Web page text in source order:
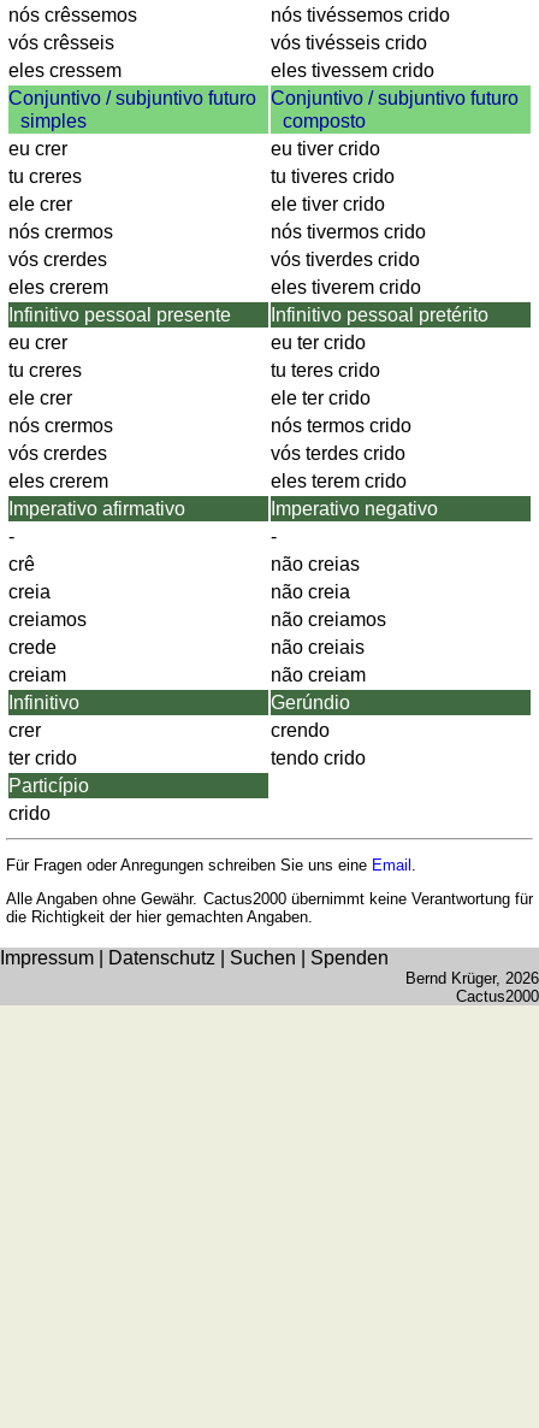
nós crêssemos
nós tivéssemos crido
vós crêsseis
vós tivésseis crido
eles cressem
eles tivessem crido
Conjuntivo / subjuntivo futuro
simples
Conjuntivo / subjuntivo futuro
composto
eu crer
eu tiver crido
tu creres
tu tiveres crido
ele crer
ele tiver crido
nós crermos
nós tivermos crido
vós crerdes
vós tiverdes crido
eles crerem
eles tiverem crido
Infinitivo pessoal presente
Infinitivo pessoal pretérito
eu crer
eu ter crido
tu creres
tu teres crido
ele crer
ele ter crido
nós crermos
nós termos crido
vós crerdes
vós terdes crido
eles crerem
eles terem crido
Imperativo afirmativo
Imperativo negativo
-
-
crê
não creias
creia
não creia
creiamos
não creiamos
crede
não creiais
creiam
não creiam
Infinitivo
Gerúndio
crer
crendo
ter crido
tendo crido
Particípio
crido
Für Fragen oder Anregungen schreiben Sie uns eine Email .
Alle Angaben ohne Gewähr. Cactus2000 übernimmt keine Verantwortung für
die Richtigkeit der hier gemachten Angaben.
Impressum Datenschutz Suchen Spenden
Bernd Krüger, 2026
Cactus2000